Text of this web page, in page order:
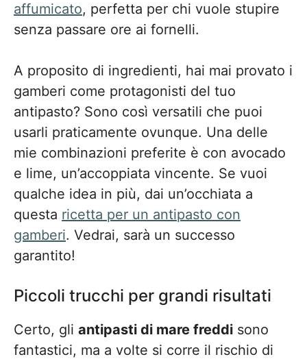
affumicato, perfetta per chi vuole stupire
senza passare ore ai fornelli.
A proposito di ingredienti, hai mai provato i
gamberi come protagonisti del tuo
antipasto? Sono così versatili che puoi
usarli praticamente ovunque. Una delle
mie combinazioni preferite è con avocado
e lime, un’accoppiata vincente. Se vuoi
qualche idea in più, dai un’occhiata a
questa ricetta per un antipasto con
gamberi. Vedrai, sarà un successo
garantito!
Piccoli trucchi per grandi risultati
Certo, gli antipasti di mare freddi sono
fantastici, ma a volte si corre il rischio di